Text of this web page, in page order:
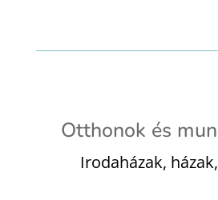
Otthonok és
Irodaházak,